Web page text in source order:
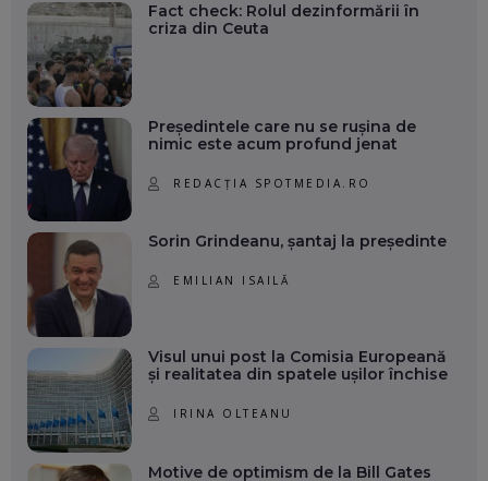
Fact check: Rolul dezinformării în
criza din Ceuta
Președintele care nu se rușina de
nimic este acum profund jenat
REDACȚIA SPOTMEDIA.RO
Sorin Grindeanu, șantaj la președinte
EMILIAN ISAILĂ
Visul unui post la Comisia Europeană
și realitatea din spatele ușilor închise
IRINA OLTEANU
Motive de optimism de la Bill Gates